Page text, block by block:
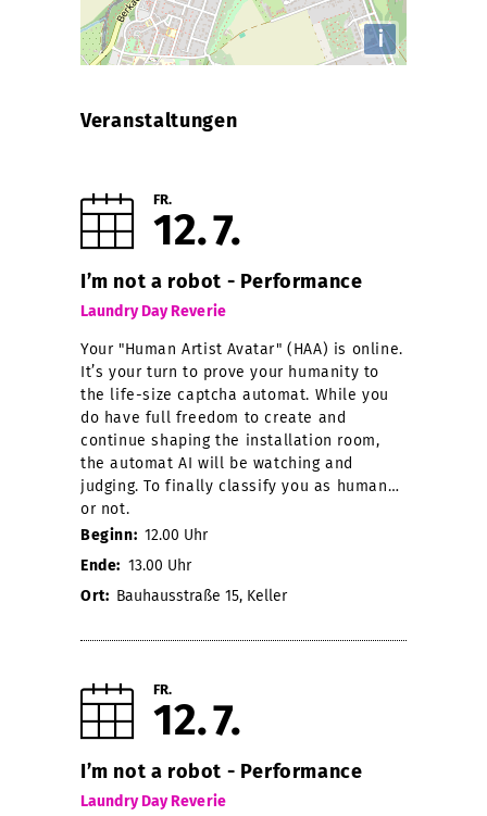
i
Veranstaltungen
FR.
12 7
I’m not a robot - Performance
Laundry Day Reverie
Your "Human Artist Avatar" (HAA) is online.
It’s your turn to prove your humanity to
the life-size captcha automat. While you
do have full freedom to create and
continue shaping the installation room,
the automat AI will be watching and
judging. To finally classify you as human…
or not.
Beginn: 12.00 Uhr
Ende: 13.00 Uhr
Ort: Bauhausstraße 15, Keller
FR.
12 7
I’m not a robot - Performance
Laundry Day Reverie